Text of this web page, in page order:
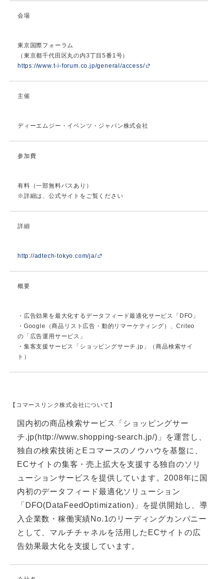
会場
東京国際フォーラム
（東京都千代田区丸の内3丁目5番1号）
https://www.t-i-forum.co.jp/general/access/
主催
ディーエムジー・イベンツ・ジャパン株式会社
参加費
有料（一部無料パスあり）
※詳細は、公式サイトをご覧ください
詳細
http://adtech-tokyo.com/ja/
概要
・広告効果を最大化するデータフィード最適化サービス「DFO」
・Google（商品リスト広告・動的リマーケティング）、Criteo
の「広告運用サービス」
・集客支援サービス「ショッピングサーチ.jp」（商品検索サイ
ト）
【コマースリンク株式会社について】
国内初の商品検索サービス「ショッピングサー
チ.jp(http://www.shopping-search.jp/)」を運営し、
独自の検索技術とEコマースのノウハウを基盤に、
ECサイトの集客・売上拡大を支援する独自のソリ
ューションサービスを提供しています。2008年に国
内初のデータフィード最適化ソリューション
「DFO(DataFeedOptimization)」を提供開始し、導
入企業数・稼働実績No.1のリーディングカンパニー
として、マルチチャネルを活用したECサイトの広
告効果最大化を支援しています。